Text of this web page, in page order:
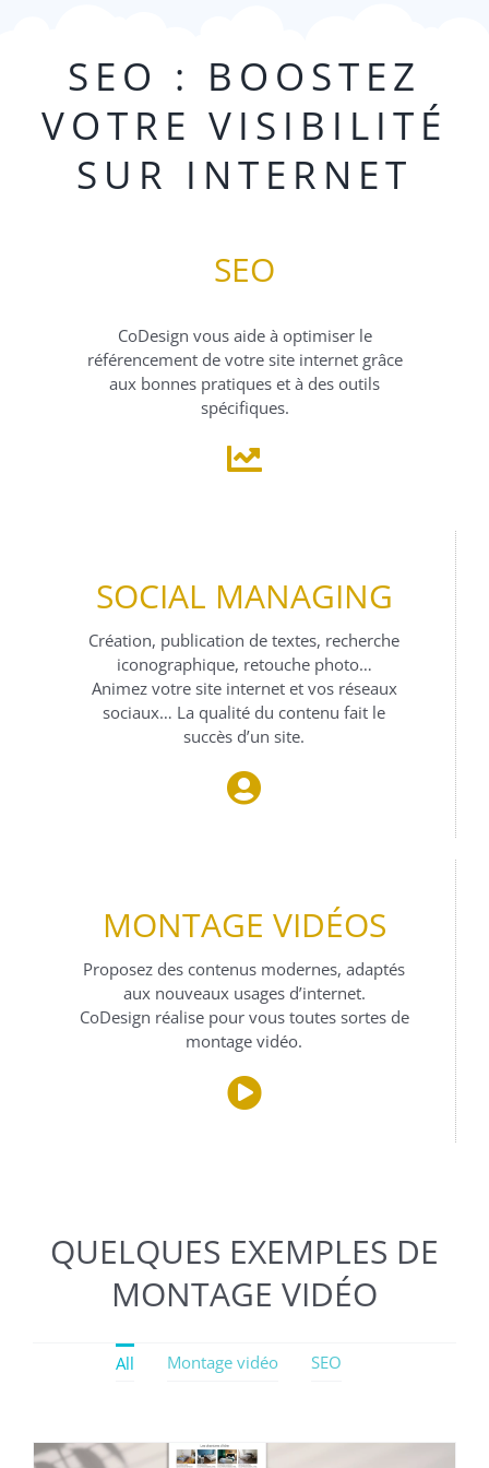
SEO : BOOSTEZ
VOTRE VISIBILITÉ
SUR INTERNET
SEO
CoDesign vous aide à optimiser le
référencement de votre site internet grâce
aux bonnes pratiques et à des outils
spécifiques.
SOCIAL MANAGING
Création, publication de textes, recherche
iconographique, retouche photo…
Animez votre site internet et vos réseaux
sociaux… La qualité du contenu fait le
succès d’un site.
MONTAGE VIDÉOS
Proposez des contenus modernes, adaptés
aux nouveaux usages d’internet.
CoDesign réalise pour vous toutes sortes de
montage vidéo.
QUELQUES EXEMPLES DE
MONTAGE VIDÉO
All Montage vidéo SEO
SEO – Référencement